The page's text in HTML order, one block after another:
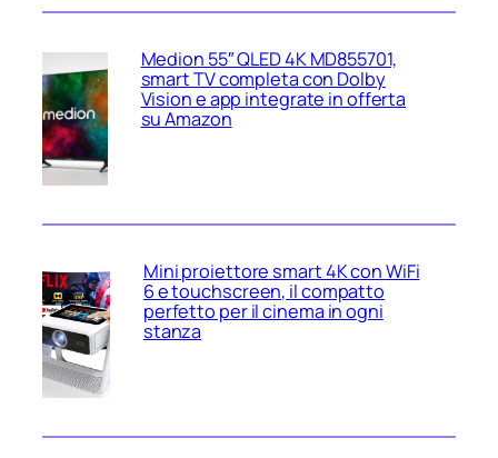
Medion 55″ QLED 4K MD855701,
smart TV completa con Dolby
Vision e app integrate in offerta
su Amazon
Mini proiettore smart 4K con WiFi
6 e touchscreen, il compatto
perfetto per il cinema in ogni
stanza